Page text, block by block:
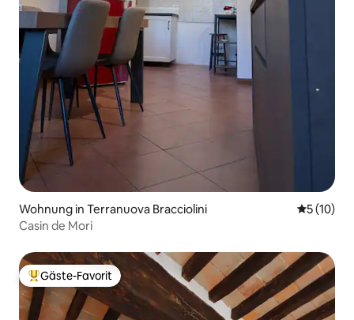
Wohnung in Terranuova Bracciolini
5 (10)
Casin de Mori
Beliebter Gäste-Favorit.
Gäste-Favorit